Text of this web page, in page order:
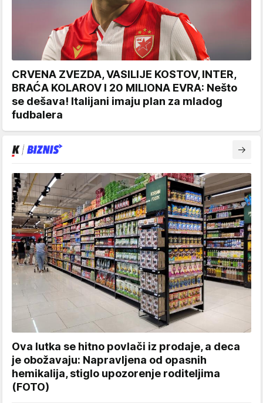
CRVENA ZVEZDA, VASILIJE KOSTOV, INTER,
BRAĆA KOLAROV I 20 MILIONA EVRA: Nešto
se dešava! Italijani imaju plan za mladog
fudbalera
Ova lutka se hitno povlači iz prodaje, a deca
je obožavaju: Napravljena od opasnih
hemikalija, stiglo upozorenje roditeljima
(FOTO)